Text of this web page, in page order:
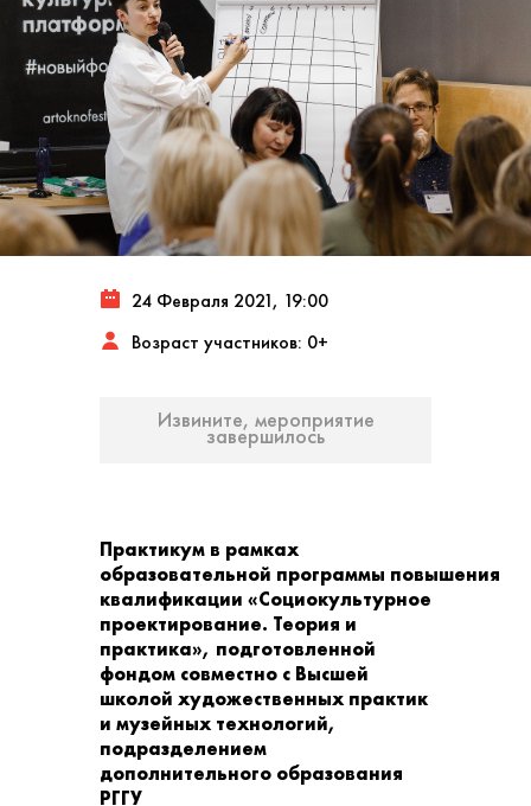
24 Февраля 2021, 19:00
Возраст участников: 0+
Извините, мероприятие
завершилось
Практикум в рамках
образовательной программы повышения
квалификации «Социокультурное
проектирование. Теория и
практика», подготовленной
фондом совместно с Высшей
школой художественных практик
и музейных технологий,
подразделением
дополнительного образования
РГГУ